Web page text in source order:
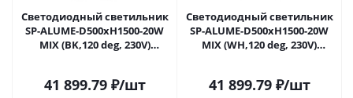
Светодиодный светильник
SP-ALUME-D500xH1500-20W
MIX (BK,120 deg, 230V)
41 899.79₽/шт
Светодиодный светильник
SP-ALUME-D500xH1500-20W
MIX (WH,120 deg, 230V)
41 899.79₽/шт